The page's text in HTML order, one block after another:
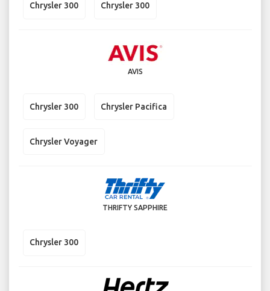
Chrysler 300 Chrysler 300
AVIS
Chrysler 300 Chrysler Pacifica
Chrysler Voyager
THRIFTY SAPPHIRE
Chrysler 300